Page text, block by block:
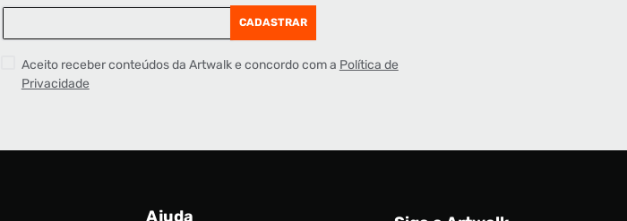
CADASTRAR
Aceito receber conteúdos da Artwalk e concordo com a Política de
Privacidade
Ajuda